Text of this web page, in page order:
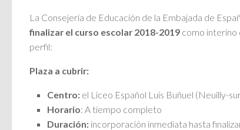
La Consejería de Educación de la Embajada de
finalizar el curso escolar 2018-2019 como interino
perfil:
Plaza a cubrir:
Centro: el Liceo Español Luis Buñuel (Neuilly-
Horario: A tiempo completo
Duración: incorporación inmediata hasta